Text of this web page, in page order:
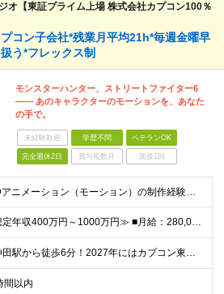
オ【東証プライム上場 株式会社カプコン100％
コン子会社*残業月平均21h*毎週金曜早
う*フレックス制
モンスターハンター、ストリートファイター6
—— あのキャラクターのモーションを、あなた
の手で。
未経験歓迎 学歴不問 ベテランOK
完全週休2日 賞与複数月 面接1回
●3Dアニメーション（モーション）の制作経験がある方 ※Maya等のDCCツール使用経験者 ●学歴不問 ≪求める人物像≫ ●一つの会社で長く安定して働きたい方 ●チームで協力してより良いモノづくりを
≪想定年収400万円～1000万円≫ ■月給：280,000円～700,000円+賞与年1回（評価に応じて支給額を決定） ┗基本給：208,000円～520,600円+みなし残業代45時間分 ※試用期
◆神田駅から徒歩6分！2027年にはカプコン東京支店へ移転予定◎ ≪本社≫ 東京都千代田区神田西福田町4 ONEST神田西福田町ビル5F ≪株式会社カプコン東京支店≫ 東京都新宿区西新宿二丁目1番
間以内